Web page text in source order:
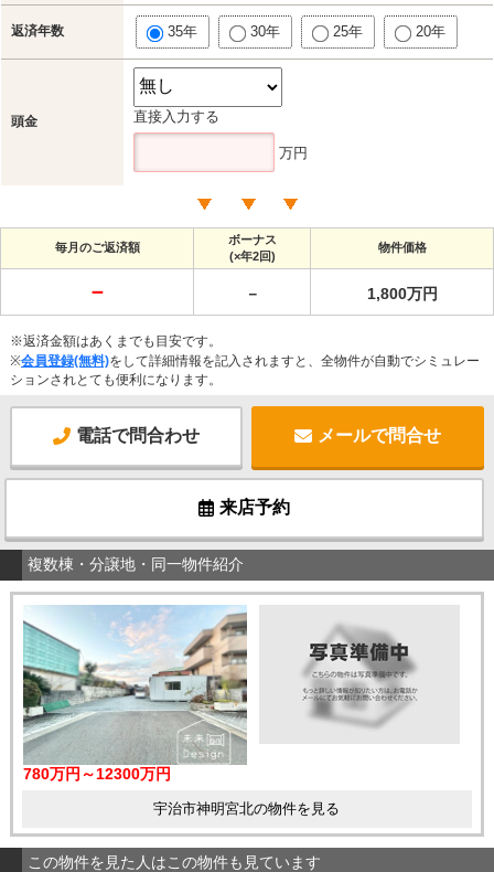
返済年数 35年 30年 25年 20年
頭金 直接入力する
万円
毎月のご返済額
ボーナス
(×年2回)
物件価格
－ － 1,800万円
※返済金額はあくまでも目安です。
※会員登録(無料)をして詳細情報を記入されますと、全物件が自動でシミュレー
ションされとても便利になります。
電話で問合わせ メールで問合せ
来店予約
複数棟・分譲地・同一物件紹介
780万円～12300万円
宇治市神明宮北の物件を見る
この物件を見た人はこの物件も見ています